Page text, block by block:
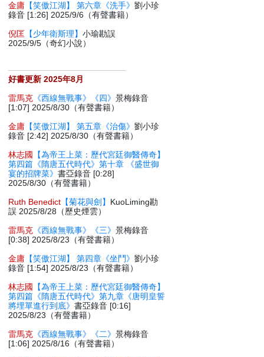
金庸 【笑傲江湖】 第六章《洗手》劉小珍
錄音 [1:26] 2025/9/6（有聲書籍）
倪匡 【少年衛斯理】小瑜勘誤
2025/9/5（奇幻小說）
好書更新 2025年8月
雷馬克 《西線無戰事》《四》景梅錄音
[1:07] 2025/8/30（有聲書籍）
金庸 【笑傲江湖】 第五章《治傷》劉小珍
錄音 [2:42] 2025/8/30（有聲書籍）
林志國
【為帝王上菜：歷代宮廷御醫傳奇】
第四篇《隋唐五代時代》第十章 《盛世御
宴的招牌菜》書亞錄音 [0:28]
2025/8/30（有聲書籍）
Ruth Benedict 【菊花與劍】 KuoLiming勘
誤 2025/8/28（歷史煙雲）
雷馬克 《西線無戰事》《三》景梅錄音
[0:38] 2025/8/23（有聲書籍）
金庸 【笑傲江湖】 第四章《坐鬥》劉小珍
錄音 [1:54] 2025/8/23（有聲書籍）
林志國
【為帝王上菜：歷代宮廷御醫傳奇】
第四篇《隋唐五代時代》第九章《唐明皇誓
將埋單進行到底》書亞錄音 [0:16]
2025/8/23（有聲書籍）
雷馬克 《西線無戰事》《二》景梅錄音
[1:06] 2025/8/16（有聲書籍）